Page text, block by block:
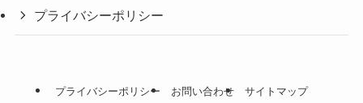
プライバシーポリシー
プライバシーポリシー お問い合わせ
サイトマップ